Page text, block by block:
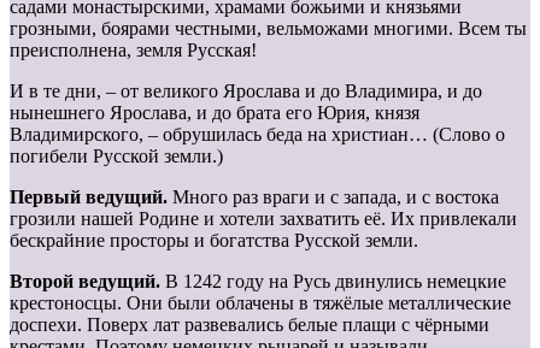
садами монастырскими, храмами божьими и князьями
грозными, боярами честными, вельможами многими. Всем ты
преисполнена, земля Русская!
И в те дни, – от великого Ярослава и до Владимира, и до
нынешнего Ярослава, и до брата его Юрия, князя
Владимирского, – обрушилась беда на христиан… (Слово о
погибели Русской земли.)
Первый ведущий. Много раз враги и с запада, и с востока
грозили нашей Родине и хотели захватить её. Их привлекали
бескрайние просторы и богатства Русской земли.
Второй ведущий. В 1242 году на Русь двинулись немецкие
крестоносцы. Они были облачены в тяжёлые металлические
доспехи. Поверх лат развевались белые плащи с чёрными